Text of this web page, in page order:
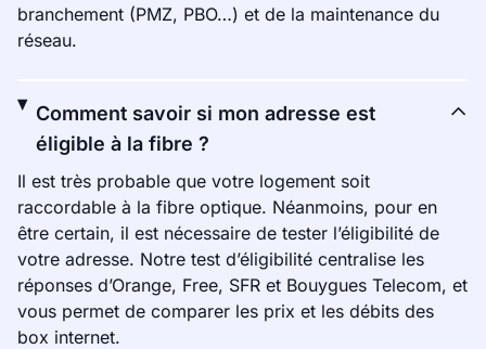
branchement (PMZ, PBO…) et de la maintenance du
réseau.
Comment savoir si mon adresse est
éligible à la fibre ?
Il est très probable que votre logement soit
raccordable à la fibre optique. Néanmoins, pour en
être certain, il est nécessaire de tester l’éligibilité de
votre adresse. Notre test d’éligibilité centralise les
réponses d’Orange, Free, SFR et Bouygues Telecom, et
vous permet de comparer les prix et les débits des
box internet.